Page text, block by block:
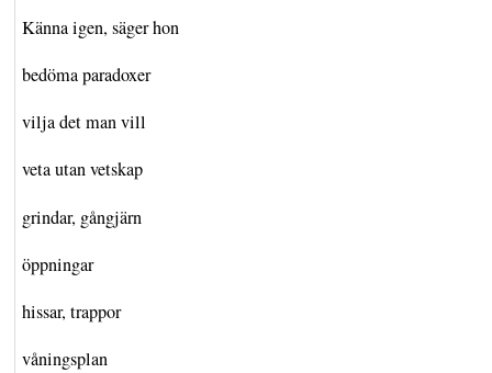
Känna igen, säger hon
bedöma paradoxer
vilja det man vill
veta utan vetskap
grindar, gångjärn
öppningar
hissar, trappor
våningsplan